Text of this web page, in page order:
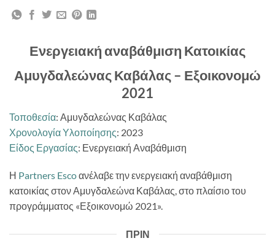
Ενεργειακή αναβάθμιση Κατοικίας
Αμυγδαλεώνας Καβάλας – Εξοικονομώ
2021
Τοποθεσία: Αμυγδαλεώνας Καβάλας
Χρονολογία Υλοποίησης: 2023
Είδος Εργασίας: Ενεργειακή Αναβάθμιση
Η Partners Escoανέλαβε την ενεργειακή αναβάθμιση
κατοικίας στον Αμυγδαλεώνα Καβάλας, στο πλαίσιο του
προγράμματος «Εξοικονομώ 2021».
ΠΡΙΝ